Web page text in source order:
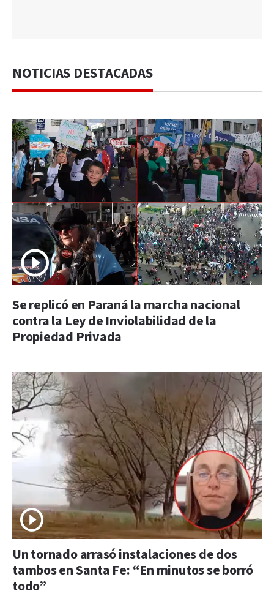
NOTICIAS DESTACADAS
Se replicó en Paraná la marcha nacional
contra la Ley de Inviolabilidad de la
Propiedad Privada
Un tornado arrasó instalaciones de dos
tambos en Santa Fe: “En minutos se borró
todo”